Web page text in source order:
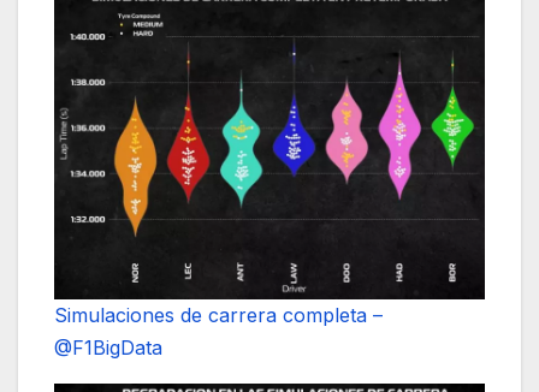
Simulaciones de carrera completa –
@F1BigData